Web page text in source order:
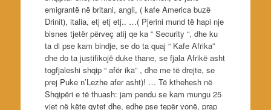
emigrantë në britani, angli, ( kafe America buzë
Drinit), italia, etj etj etj.. …( Pjerini mund të hapi nje
bisnes tjetër përveç atij qe ka “ Security “, dhe ku
ta di pse kam bindje, se do ta quaj “ Kafe Afrika”
dhe do ta justifikojë duke thane, se fjala Afrikë asht
togfjaleshi shqip “ afër ika” , dhe me të drejte, se
prej Puke n’Lezhe afer asht)! … Të kthehesh në
Shqipëri e të thuash: jam pendu se kam mungu 25
vjet në këte qytet dhe, edhe pse tepër vonë, prap